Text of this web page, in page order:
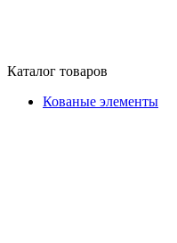
Каталог товаров
Кованые элементы